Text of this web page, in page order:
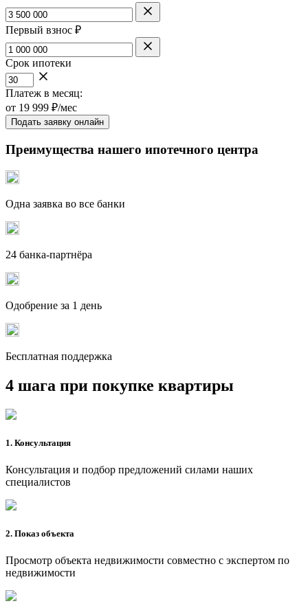
Первый взнос ₽
Срок ипотеки
Платеж в месяц:
от 19 999 ₽/мес
Подать заявку онлайн
Преимущества нашего ипотечного центра
Одна заявка во все банки
24 банка-партнёра
Одобрение за 1 день
Бесплатная поддержка
4 шага при покупке квартиры
1. Консультация
Консультация и подбор предложений силами наших
специалистов
2. Показ объекта
Просмотр объекта недвижимости совместно с экспертом по
недвижимости